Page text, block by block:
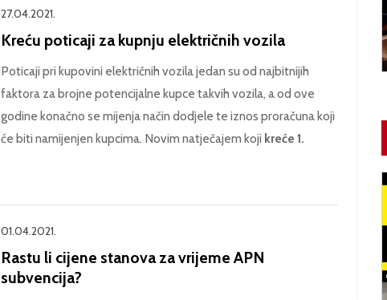
27.04.2021.
Kreću poticaji za kupnju električnih vozila
Poticaji pri kupovini električnih vozila jedan su od najbitnijih
faktora za brojne potencijalne kupce takvih vozila, a od ove
godine konačno se mijenja način dodjele te iznos proračuna koji
će biti namijenjen kupcima. Novim natječajem koji kreće 1.
01.04.2021.
Rastu li cijene stanova za vrijeme APN
subvencija?